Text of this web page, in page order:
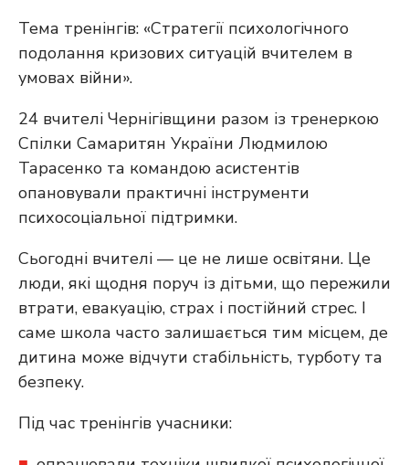
Тема тренінгів: «Стратегії психологічного
подолання кризових ситуацій вчителем в
умовах війни».
24 вчителі Чернігівщини разом із тренеркою
Спілки Самаритян України Людмилою
Тарасенко та командою асистентів
опановували практичні інструменти
психосоціальної підтримки.
Сьогодні вчителі — це не лише освітяни. Це
люди, які щодня поруч із дітьми, що пережили
втрати, евакуацію, страх і постійний стрес. І
саме школа часто залишається тим місцем, де
дитина може відчути стабільність, турботу та
безпеку.
Під час тренінгів учасники: